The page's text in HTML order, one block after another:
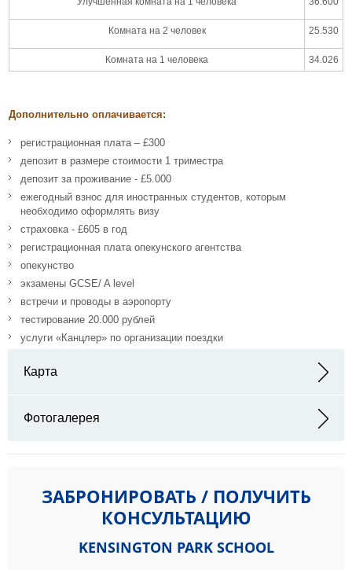
Комната на 2 человек 25.530
Комната на 1 человека 34.026
Дополнительно оплачивается:
регистрационная плата – £300
депозит в размере стоимости 1 триместра
депозит за проживание - £5.000
ежегодный взнос для иностранных студентов, которым
необходимо оформлять визу
страховка - £605 в год
регистрационная плата опекунского агентства
опекунство
экзамены GCSE/ A level
встречи и проводы в аэропорту
тестирование 20.000 рублей
услуги «Канцлер» по организации поездки
Карта
Фотогалерея
ЗАБРОНИРОВАТЬ / ПОЛУЧИТЬ
КОНСУЛЬТАЦИЮ
KENSINGTON PARK SCHOOL